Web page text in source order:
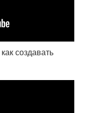
создавать